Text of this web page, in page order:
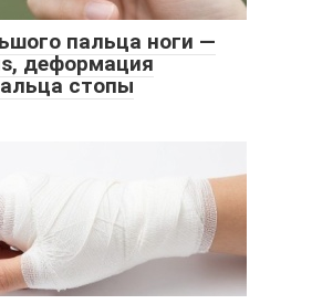
пальца ноги —
деформация
стопы